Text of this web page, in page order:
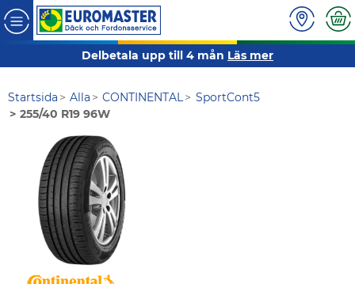
Delbetala upp till 4 mån Läs mer
Startsida Alla CONTINENTAL
SportCont5
255/40 R19 96W